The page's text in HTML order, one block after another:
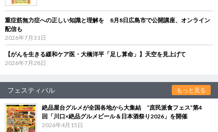
重症筋無力症への正しい知識と理解を 8月8日広島市で公開講座、オンライン
配信も
2026年7月31日
【がんを生きる緩和ケア医・大橋洋平「足し算命」】天空を見上げて
2026年7月28日
フェスティバル もっと見る
絶品屋台グルメが全国各地から大集結 “庶民派食フェス”第4
回「川口×絶品グルメビール＆日本酒祭り2026」を開催
2026年4月15日